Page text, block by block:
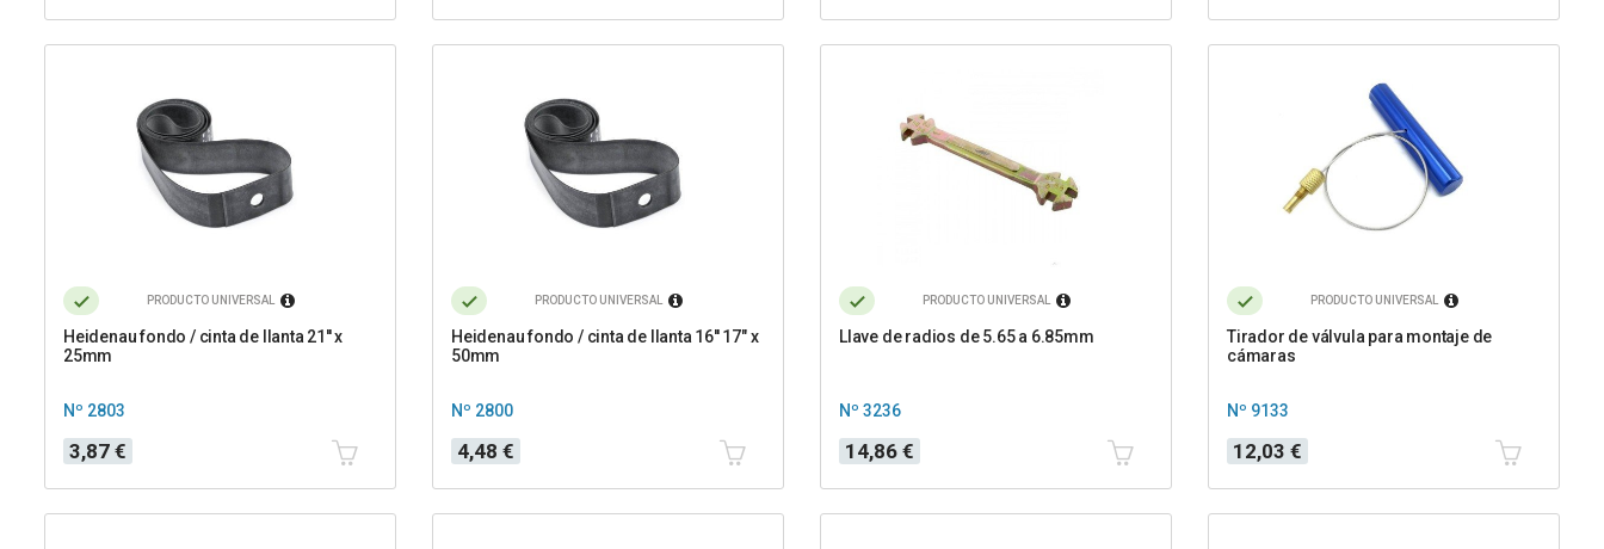
PRODUCTO UNIVERSAL
Heidenau fondo / cinta de llanta 21'' x
25mm
Nº 2803
Precio
3,87 €
PRODUCTO UNIVERSAL
Heidenau fondo / cinta de llanta 16'' 17" x
50mm
Nº 2800
Precio
4,48 €
PRODUCTO UNIVERSAL
Llave de radios de 5.65 a 6.85mm
Nº 3236
Precio
14,86 €
PRODUCTO UNIVERSAL
Tirador de válvula para montaje de
cámaras
Nº 9133
Precio
12,03 €